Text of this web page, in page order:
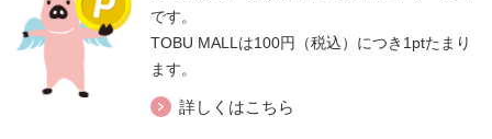
です。
TOBU MALLは100円（税込）につき1ptたまり
ます。
詳しくはこちら